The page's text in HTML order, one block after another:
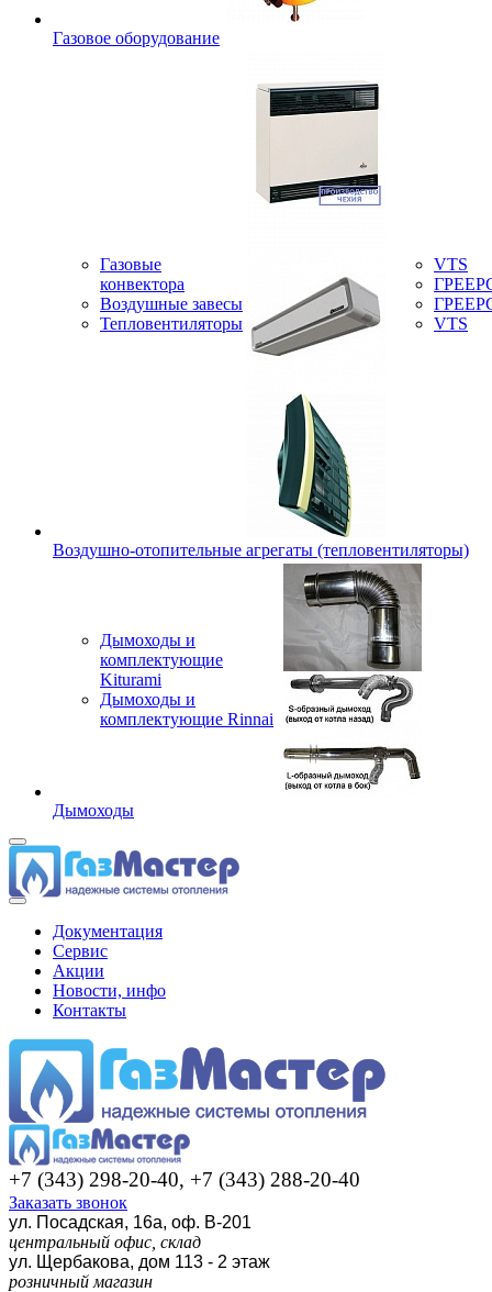
Газовое оборудование
Газовые
конвектора
Воздушные завесы
Тепловентиляторы
VTS
VTS
Воздушно-отопительные агрегаты (тепловентиляторы)
Дымоходы и
комплектующие
Kiturami
Дымоходы и
комплектующие Rinnai
Дымоходы
Документация
Сервис
Акции
Новости, инфо
Контакты
+7 (343) 298-20-40, +7 (343) 288-20-40
Заказать звонок
ул. Посадская, 16а, оф. В-201
центральный офис, склад
ул. Щербакова, дом 113 - 2 этаж
розничный магазин